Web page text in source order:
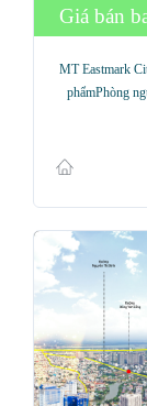
Giá bán
MT Eastmark
phẩmPhòng